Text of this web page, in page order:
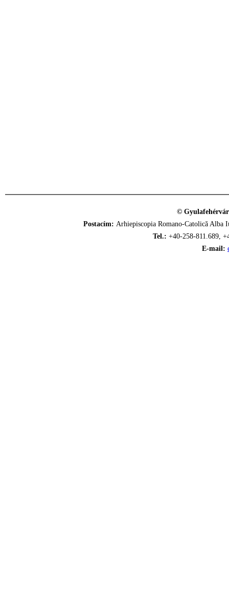
©
Postacím: Arhiepiscopia Romano-Catolică
Tel.: +40-258-811.689,
E-mail: